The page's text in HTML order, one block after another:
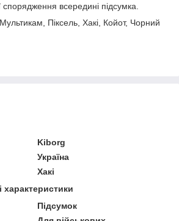
спорядження всередині підсумка.
Мультикам, Піксель, Хакі, Койот, Чорний
Kiborg
Україна
Хакі
характеристики
Підсумок